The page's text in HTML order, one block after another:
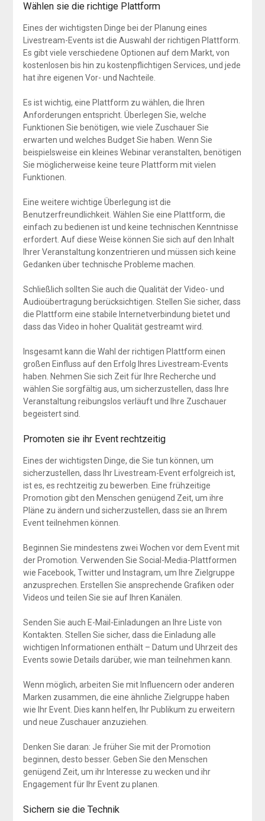
Wählen sie die richtige Plattform
Eines der wichtigsten Dinge bei der Planung eines
Livestream-Events ist die Auswahl der richtigen Plattform.
Es gibt viele verschiedene Optionen auf dem Markt, von
kostenlosen bis hin zu kostenpflichtigen Services, und jede
hat ihre eigenen Vor- und Nachteile.
Es ist wichtig, eine Plattform zu wählen, die Ihren
Anforderungen entspricht. Überlegen Sie, welche
Funktionen Sie benötigen, wie viele Zuschauer Sie
erwarten und welches Budget Sie haben. Wenn Sie
beispielsweise ein kleines Webinar veranstalten, benötigen
Sie möglicherweise keine teure Plattform mit vielen
Funktionen.
Eine weitere wichtige Überlegung ist die
Benutzerfreundlichkeit. Wählen Sie eine Plattform, die
einfach zu bedienen ist und keine technischen Kenntnisse
erfordert. Auf diese Weise können Sie sich auf den Inhalt
Ihrer Veranstaltung konzentrieren und müssen sich keine
Gedanken über technische Probleme machen.
Schließlich sollten Sie auch die Qualität der Video- und
Audioübertragung berücksichtigen. Stellen Sie sicher, dass
die Plattform eine stabile Internetverbindung bietet und
dass das Video in hoher Qualität gestreamt wird.
Insgesamt kann die Wahl der richtigen Plattform einen
großen Einfluss auf den Erfolg Ihres Livestream-Events
haben. Nehmen Sie sich Zeit für Ihre Recherche und
wählen Sie sorgfältig aus, um sicherzustellen, dass Ihre
Veranstaltung reibungslos verläuft und Ihre Zuschauer
begeistert sind.
Promoten sie ihr Event rechtzeitig
Eines der wichtigsten Dinge, die Sie tun können, um
sicherzustellen, dass Ihr Livestream-Event erfolgreich ist,
ist es, es rechtzeitig zu bewerben. Eine frühzeitige
Promotion gibt den Menschen genügend Zeit, um ihre
Pläne zu ändern und sicherzustellen, dass sie an Ihrem
Event teilnehmen können.
Beginnen Sie mindestens zwei Wochen vor dem Event mit
der Promotion. Verwenden Sie Social-Media-Plattformen
wie Facebook, Twitter und Instagram, um Ihre Zielgruppe
anzusprechen. Erstellen Sie ansprechende Grafiken oder
Videos und teilen Sie sie auf Ihren Kanälen.
Senden Sie auch E-Mail-Einladungen an Ihre Liste von
Kontakten. Stellen Sie sicher, dass die Einladung alle
wichtigen Informationen enthält – Datum und Uhrzeit des
Events sowie Details darüber, wie man teilnehmen kann.
Wenn möglich, arbeiten Sie mit Influencern oder anderen
Marken zusammen, die eine ähnliche Zielgruppe haben
wie Ihr Event. Dies kann helfen, Ihr Publikum zu erweitern
und neue Zuschauer anzuziehen.
Denken Sie daran: Je früher Sie mit der Promotion
beginnen, desto besser. Geben Sie den Menschen
genügend Zeit, um ihr Interesse zu wecken und ihr
Engagement für Ihr Event zu planen.
Sichern sie die Technik